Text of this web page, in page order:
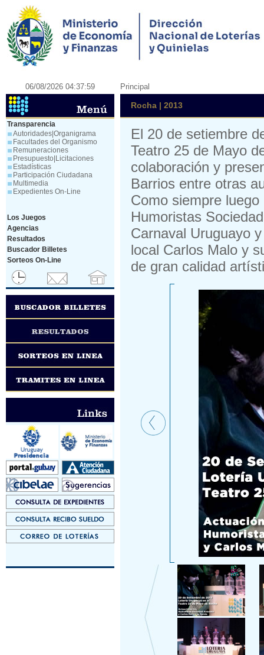
06/08/2026 04:37:59 Principal
Transparencia
Autoridades|Organigrama
Facultades del Organismo
Remuneraciones
Presupuesto|Licitaciones
Estadísticas
Participación Ciudadana
Multimedia
Expedientes On-Line
Los Juegos
Agencias
Resultados
Buscador Billetes
Sorteos On-Line
Rocha | 2013
El 20 de setiembre
Teatro 25 de Mayo
colaboración y
Barrios entre otras
Como siempre
Humoristas
Carnaval Uruguayo
local Carlos Malo y
de gran calidad